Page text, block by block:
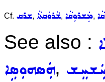
Cf. ܫܪܩ, ܫܵܪܘܿܩܬܵܐ, ܡܲܫܪܘܼܩܵܐ,
See also :
ܗܲܣܗܘܼܣܹܐ,